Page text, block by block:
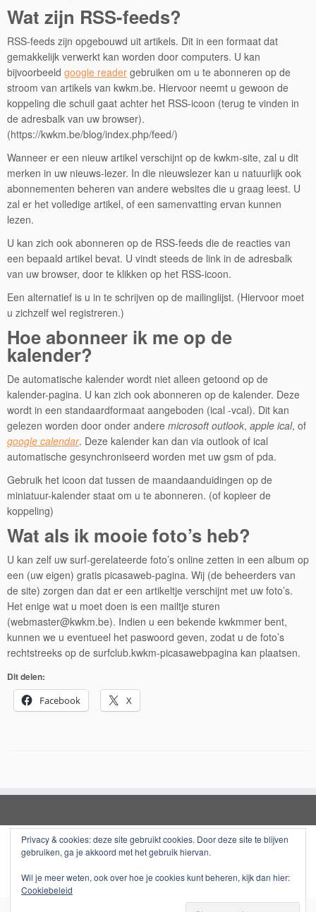
Wat zijn RSS-feeds?
RSS-feeds zijn opgebouwd uit artikels. Dit in een formaat dat
gemakkelijk verwerkt kan worden door computers. U kan
bijvoorbeeld google reader gebruiken om u te abonneren op de
stroom van artikels van kwkm.be. Hiervoor neemt u gewoon de
koppeling die schuil gaat achter het RSS-icoon (terug te vinden in
de adresbalk van uw browser).
(https://kwkm.be/blog/index.php/feed/)
Wanneer er een nieuw artikel verschijnt op de kwkm-site, zal u dit
merken in uw nieuws-lezer. In die nieuwslezer kan u natuurlijk ook
abonnementen beheren van andere websites die u graag leest. U
zal er het volledige artikel, of een samenvatting ervan kunnen
lezen.
U kan zich ook abonneren op de RSS-feeds die de reacties van
een bepaald artikel bevat. U vindt steeds de link in de adresbalk
van uw browser, door te klikken op het RSS-icoon.
Een alternatief is u in te schrijven op de mailinglijst. (Hiervoor moet
u zichzelf wel registreren.)
Hoe abonneer ik me op de
kalender?
De automatische kalender wordt niet alleen getoond op de
kalender-pagina. U kan zich ook abonneren op de kalender. Deze
wordt in een standaardformaat aangeboden (ical -vcal). Dit kan
gelezen worden door onder andere microsoft outlook, apple ical, of
google calendar. Deze kalender kan dan via outlook of ical
automatische gesynchroniseerd worden met uw gsm of pda.
Gebruik het icoon dat tussen de maandaanduidingen op de
miniatuur-kalender staat om u te abonneren. (of kopieer de
koppeling)
Wat als ik mooie foto’s heb?
U kan zelf uw surf-gerelateerde foto’s online zetten in een album op
een (uw eigen) gratis picasaweb-pagina. Wij (de beheerders van
de site) zorgen dan dat er een artikeltje verschijnt met uw foto’s.
Het enige wat u moet doen is een mailtje sturen
(webmaster@kwkm.be). Indien u een bekende kwkmmer bent,
kunnen we u eventueel het paswoord geven, zodat u de foto’s
rechtstreeks op de surfclub.kwkm-picasawebpagina kan plaatsen.
Dit delen:
Facebook
X
Ontworpen met deCustomizr thema·
Privacy & cookies: deze site gebruikt cookies. Door deze site te blijven
gebruiken, ga je akkoord met het gebruik hiervan.
Wil je meer weten, ook over hoe je cookies kunt beheren, kijk dan hier:
Cookiebeleid